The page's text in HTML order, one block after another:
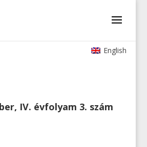
English
IV. évfolyam 3. szám